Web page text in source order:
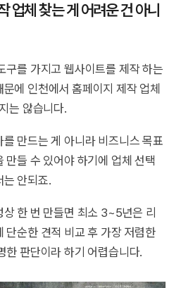
업체 찾는 게 어려운 건 아니
구를 가지고 웹사이트를 제작 하는
에 인천에서 홈페이지 제작 업체
는 않습니다.
만드는 게 아니라 비즈니스 목표
만들 수 있어야 하기에 업체 선택
는 안되죠.
한 번 만들면 최소 3~5년은 리
단순한 견적 비교 후 가장 저렴한
한 판단이라 하기 어렵습니다.